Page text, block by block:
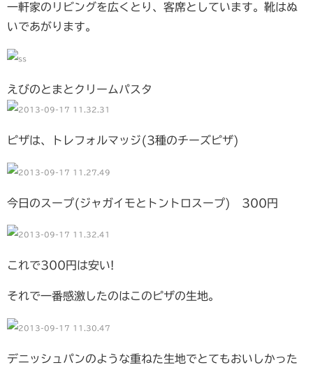
一軒家のリビングを広くとり、客席としています。靴はぬ
いであがります。
えびのとまとクリームパスタ
ピザは、トレフォルマッジ(3種のチーズピザ)
今日のスープ(ジャガイモとトントロスープ) 300円
これで300円は安い!
それで一番感激したのはこのピザの生地。
デニッシュパンのような重ねた生地でとてもおいしかった